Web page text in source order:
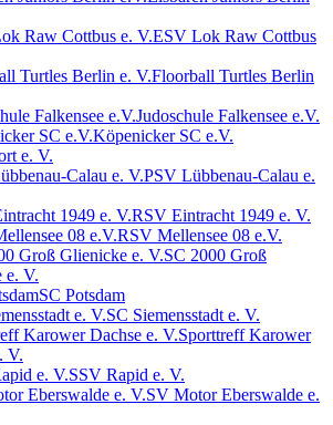
ESV Lok Raw Cottbus
Floorball Turtles Berlin
Judoschule Falkensee e.V.
Köpenicker SC e.V.
e. V.
PSV Lübbenau-Calau e.
RSV Eintracht 1949 e. V.
RSV Mellensee 08 e.V.
SC 2000 Groß
e. V.
SC Potsdam
SC Siemensstadt e. V.
Sporttreff Karower
V.
SSV Rapid e. V.
SV Motor Eberswalde e.